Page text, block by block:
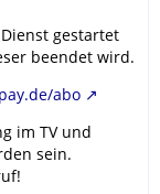
gestartet
beendet wird.
abo
im TV und
sein.